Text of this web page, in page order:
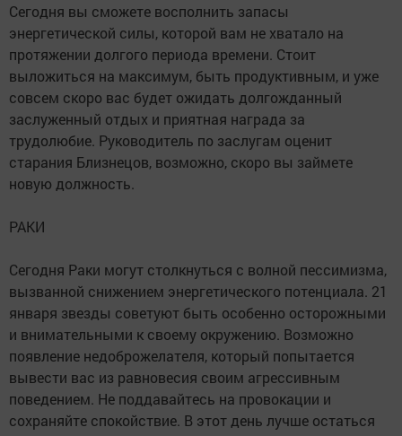
Сегодня вы сможете восполнить запасы
энергетической силы, которой вам не хватало на
протяжении долгого периода времени. Стоит
выложиться на максимум, быть продуктивным, и уже
совсем скоро вас будет ожидать долгожданный
заслуженный отдых и приятная награда за
трудолюбие. Руководитель по заслугам оценит
старания Близнецов, возможно, скоро вы займете
новую должность.
РАКИ
Сегодня Раки могут столкнуться с волной пессимизма,
вызванной снижением энергетического потенциала. 21
января звезды советуют быть особенно осторожными
и внимательными к своему окружению. Возможно
появление недоброжелателя, который попытается
вывести вас из равновесия своим агрессивным
поведением. Не поддавайтесь на провокации и
сохраняйте спокойствие. В этот день лучше остаться